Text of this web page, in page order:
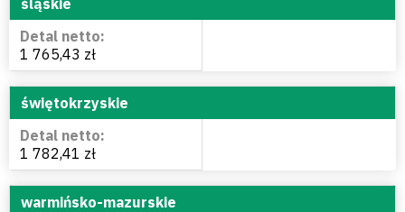
1 765,43 zł
świętokrzyskie
1 782,41 zł
warmińsko-mazurskie